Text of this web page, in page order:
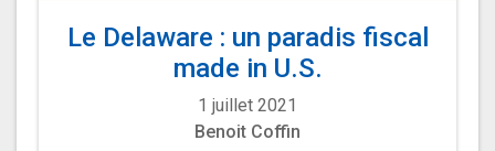
Le Delaware : un paradis fiscal
made in U.S.
1 juillet 2021
Benoit Coffin